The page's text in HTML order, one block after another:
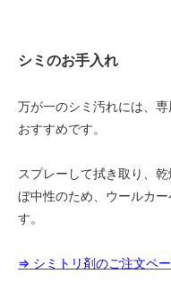
シミのお手入れ
万が一のシミ汚れには、
おすすめです。
スプレーして拭き取り、
ぼ中性のため、ウールカ
す。
⇒ シミトリ剤のご注文ペ